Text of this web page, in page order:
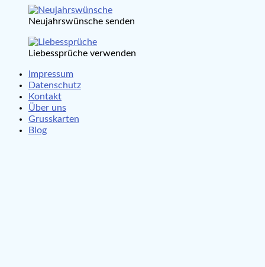
Neujahrswünsche senden
Liebessprüche verwenden
Impressum
Datenschutz
Kontakt
Über uns
Grusskarten
Blog